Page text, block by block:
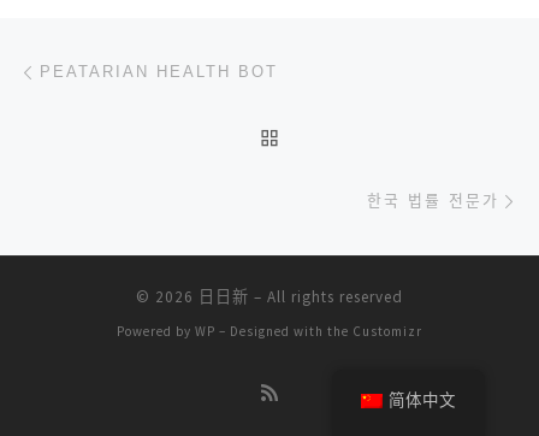
文章导航
PEATARIAN HEALTH BOT
한국 법률 전문가
© 2026 日日新 – All rights reserved
Powered by WP – Designed with the Customizr
简体中文